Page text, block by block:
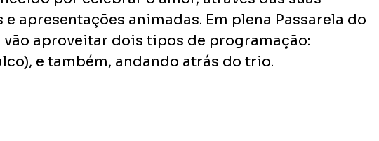
apresentações animadas. Em plena Passarela do
vão aproveitar dois tipos de programação:
e também, andando atrás do trio.